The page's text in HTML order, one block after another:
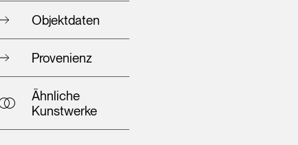
Objektdaten
Provenienz
Ähnliche
Kunstwerke